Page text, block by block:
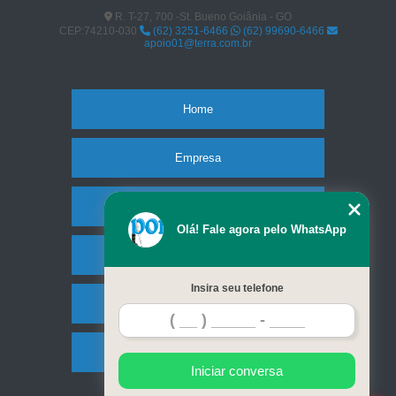
empresa de órtese articulada joelho Novo Gama
órtese de joelho preços CAMPINAS
colares cervicais CONJ. MARQUES DE ABREU
colares ortopédico para pescoço JARDIM GOIÁS
órtese para extensão de joelho preços Goiânia
órtese articulada joelho Por do Sol I e II
órtese para joelho JARDIM GOIÁS
empresa de órtese para joelho infantil SETOR BUENO
empresa de órtese de joelho Center Ville
colares cervicais de espuma Perolândia
R. T-27, 700 -St. Bueno Goiânia - GO
CEP:74210-030
(62) 3251-6466
(62) 99690-6466
apoio01@terra.com.br
Home
Empresa
Contato
Mapa do site
Olá! Fale agora pelo WhatsApp
Insira seu telefone
Iniciar conversa